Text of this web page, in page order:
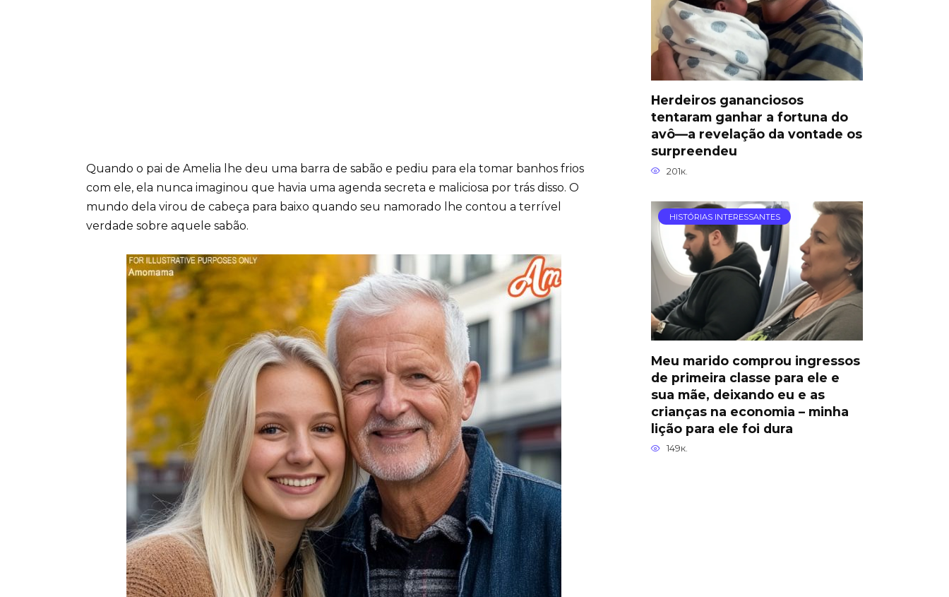
Quando o pai de Amelia lhe deu uma barra de sabão e pediu para ela tomar banhos frios
com ele, ela nunca imaginou que havia uma agenda secreta e maliciosa por trás disso. O
mundo dela virou de cabeça para baixo quando seu namorado lhe contou a terrível
verdade sobre aquele sabão.
Herdeiros gananciosos
tentaram ganhar a fortuna do
avô—a revelação da vontade os
surpreendeu
201к.
HISTÓRIAS INTERESSANTES
Meu marido comprou ingressos
de primeira classe para ele e
sua mãe, deixando eu e as
crianças na economia – minha
lição para ele foi dura
149к.